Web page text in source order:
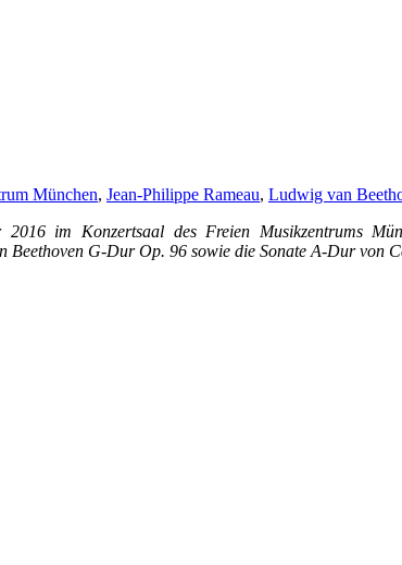
München, Jean-Philippe Rameau, Ludwig van
im Konzertsaal des Freien Musikzentrums
Beethoven G-Dur Op. 96 sowie die Sonate A-Dur von